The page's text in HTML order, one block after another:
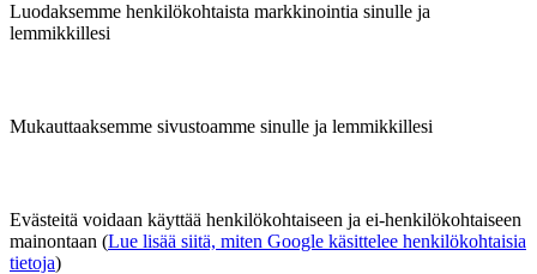
Luodaksemme henkilökohtaista markkinointia sinulle ja
lemmikkillesi
Mukauttaaksemme sivustoamme sinulle ja lemmikkillesi
Evästeitä voidaan käyttää henkilökohtaiseen ja ei-henkilökohtaiseen
mainontaan (Lue lisää siitä, miten Google käsittelee henkilökohtaisia
tietoja)